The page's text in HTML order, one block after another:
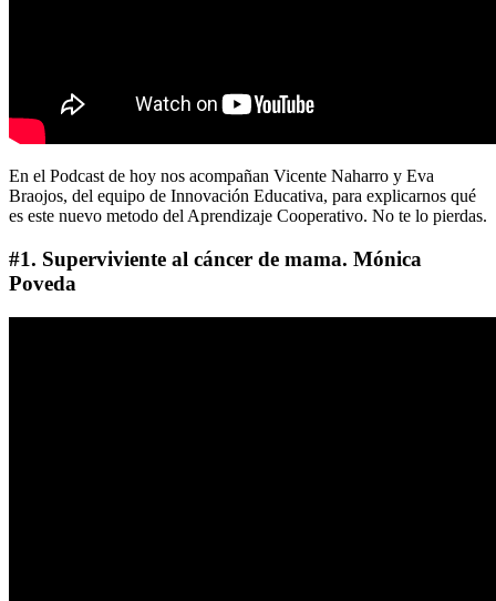
En el Podcast de hoy nos acompañan Vicente Naharro y Eva
Braojos, del equipo de Innovación Educativa, para explicarnos qué
es este nuevo metodo del Aprendizaje Cooperativo. No te lo pierdas.
#1. Superviviente al cáncer de mama. Mónica
Poveda